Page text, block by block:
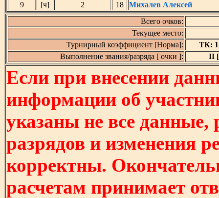
9
[ч] 2 18
Михалев Алексей
Всего очков:
Текущее место:
Турнирный коэффициент [Норма]:
ТК:
Выполнение звания/разряда [ очки ]:
II [
Если при внесении
информации об
указаны не все
разрядов и изменения
корректны.
расчетам принимает